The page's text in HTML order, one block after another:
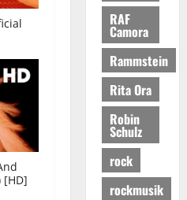
[HD]
RAF
Camora
Rammstein
Rita Ora
Robin
Schulz
rock
rockmusik